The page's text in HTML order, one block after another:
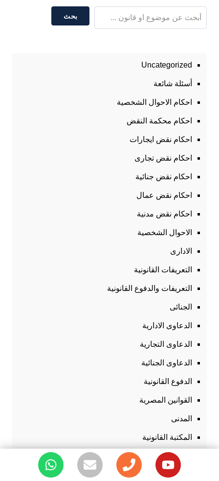
بحث
Uncategorized
أسئلة شائعة
احكام الاحوال الشخصية
احكام محكمة النقض
احكام نقض ايجارات
احكام نقض تجارى
احكام نقض جنائية
احكام نقض عمال
احكام نقض مدنية
الاحوال الشخصية
الادارى
التعريفات القانونية
التعريفات والدفوع القانونية
الجنائى
الدعاوى الادارية
الدعاوى التجارية
الدعاوى الجنائية
الدفوع القانونية
القوانين المصرية
المدنى
المكتبة القانونية
المواضيع القانونية
تجارى